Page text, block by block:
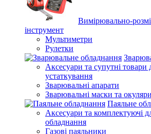
Вимірювально-
інструмент
Мультиметри
Рулетки
Аксесуари та супутні товари
устаткування
Зварювальні апарати
Зварювальні маски та окуляри
Паяльне
Аксесуари та комплектуючі
обладнання
Газові паяльники